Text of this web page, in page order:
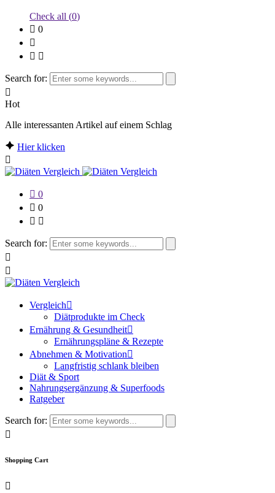
Check all (0)
0
Search for:
Hot
Alle interessanten Artikel auf einem Schlag
Hier klicken
0
0
Search for:
Vergleich
Diätprodukte im Check
Ernährung & Gesundheit
Ernährungspläne & Rezepte
Abnehmen & Motivation
Langfristig schlank bleiben
Diät & Sport
Nahrungsergänzung & Superfoods
Ratgeber
Search for:
Shopping Cart